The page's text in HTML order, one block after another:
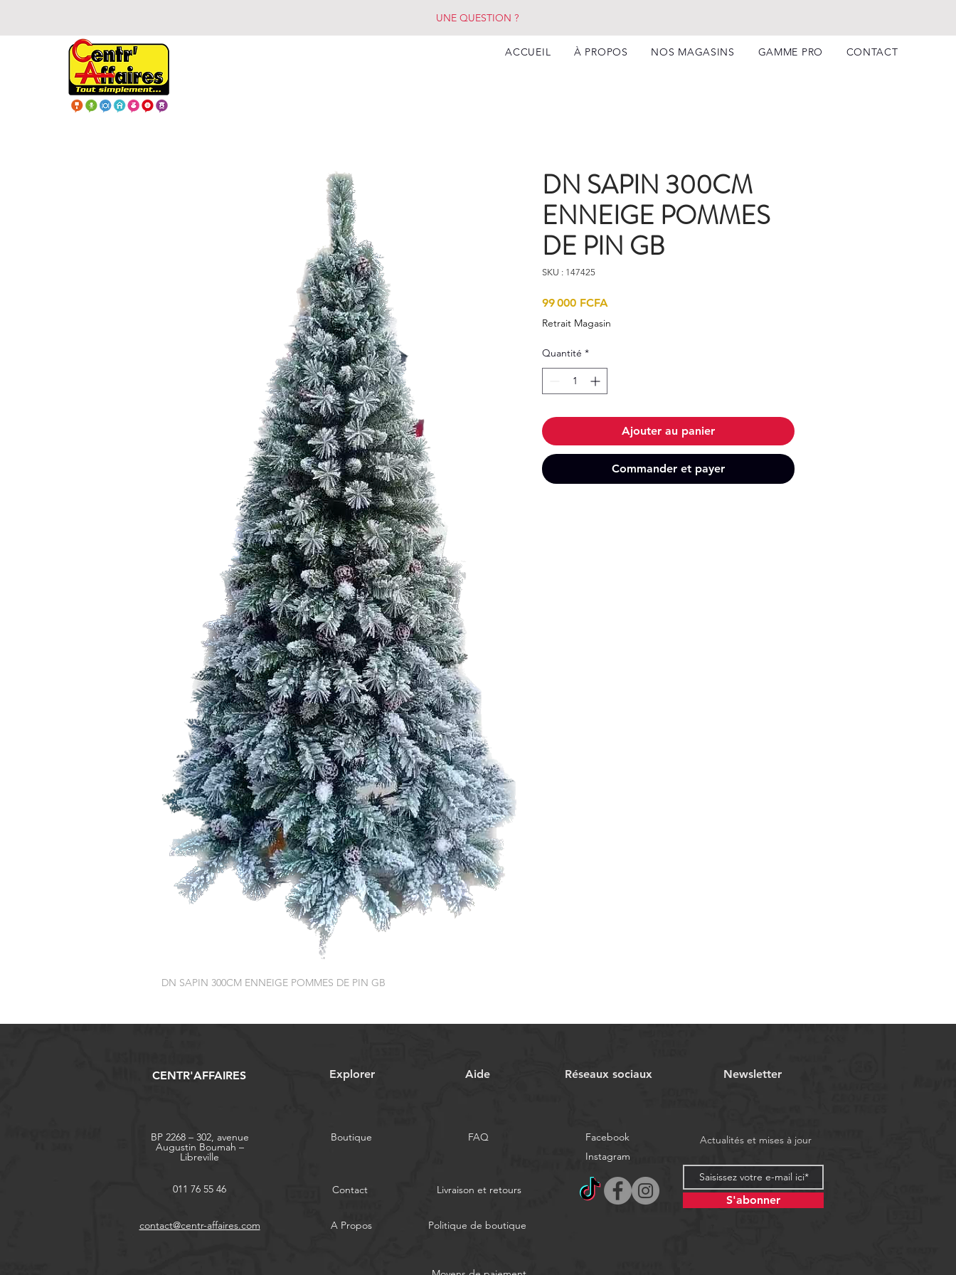
UNE QUESTION ?
ACCUEIL À PROPOS NOS MAGASINS GAMME PRO CONTACT
DN SAPIN 300CM ENNEIGE POMMES DE PIN GB
DN SAPIN 300CM
ENNEIGE POMMES
DE PIN GB
SKU : 147425
99 000 FCFA
Retrait Magasin
Quantité *
Ajouter au panier
Commander et payer
CENTR'AFFAIRES Explorer Aide Réseaux sociaux Newsletter
BP 2268 – 302, avenue
Augustin Boumah –
Libreville
011 76 55 46
contact@centr-affaires.com
Boutique FAQ
Contact
A Propos
Livraison et retours
Politique de boutique
Facebook
Instagram
Actualités et mises à jour
S'abonner